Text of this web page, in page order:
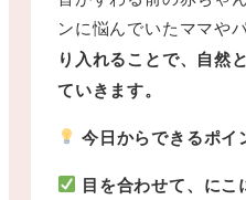
ンに悩んでいたママやパ
り入れることで、自然
ていきます。
今日からできるポイ
目を合わせて、にこ